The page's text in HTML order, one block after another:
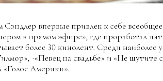
Сэндлер впервые привлек к себе
в прямом эфире», где проработал
более 30 кинолент. Среди
-«Певец на свадьбе» и «Не шутите
«Голос Америки».